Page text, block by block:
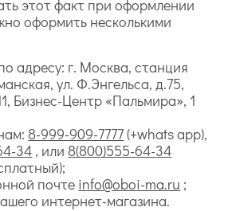
этот факт при оформлении
оформить несколькими
адресу: г. Москва, станция
ул. Ф.Энгельса, д.75,
Бизнес-Центр «Пальмира», 1
8-999-909-7777(+whats app),
34 , или 8(800)555-64-34
почте info@oboi-ma.ru ;
интернет-магазина.